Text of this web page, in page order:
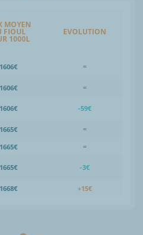
MOYEN
FIOUL
1000L
EVOLUTION
1606€ =
1606€
=
1606€ -59€
1665€
=
1665€
=
1665€ -3€
1668€ +15€